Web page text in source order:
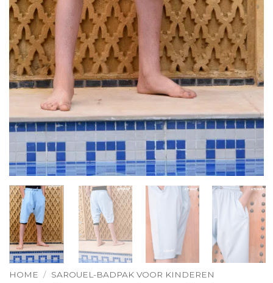
HOME / SAROUEL-BADPAK VOOR KINDEREN